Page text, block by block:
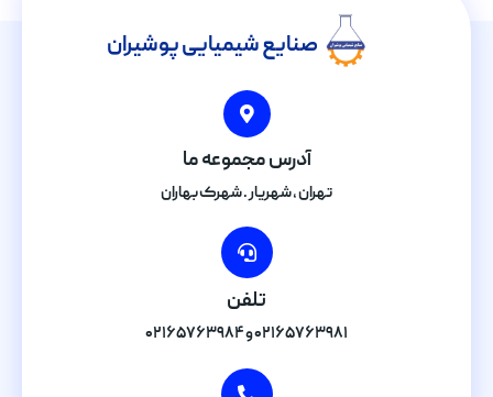
صنایع شیمیایی پوشیران
آدرس مجموعه ما
تهران , شهریار . شهرک بهاران
تلفن
۰۲۱۶۵۷۶۳۹۸۱ و ۰۲۱۶۵۷۶۳۹۸۴